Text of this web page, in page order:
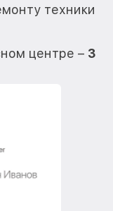
техники
центре – 3